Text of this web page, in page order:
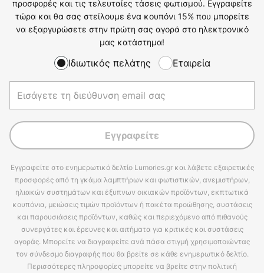
προσφορές και τις τελευταίες τάσεις φωτισμού. Εγγραφείτε
τώρα και θα σας στείλουμε ένα κουπόνι 15% που μπορείτε
να εξαργυρώσετε στην πρώτη σας αγορά στο ηλεκτρονικό
μας κατάστημα!
Ιδιωτικός πελάτης Εταιρεία
Εγγραφείτε
Εγγραφείτε στο ενημερωτικό δελτίο Lumories.gr και λάβετε εξαιρετικές
προσφορές από τη γκάμα λαμπτήρων και φωτιστικών, ανεμιστήρων,
ηλιακών συστημάτων και έξυπνων οικιακών προϊόντων, εκπτωτικά
κουπόνια, μειώσεις τιμών προϊόντων ή πακέτα προώθησης, συστάσεις
και παρουσιάσεις προϊόντων, καθώς και περιεχόμενο από πιθανούς
συνεργάτες και έρευνες και αιτήματα για κριτικές και συστάσεις
αγοράς. Μπορείτε να διαγραφείτε ανά πάσα στιγμή χρησιμοποιώντας
τον σύνδεσμο διαγραφής που θα βρείτε σε κάθε ενημερωτικό δελτίο.
Περισσότερες πληροφορίες μπορείτε να βρείτε στην πολιτική